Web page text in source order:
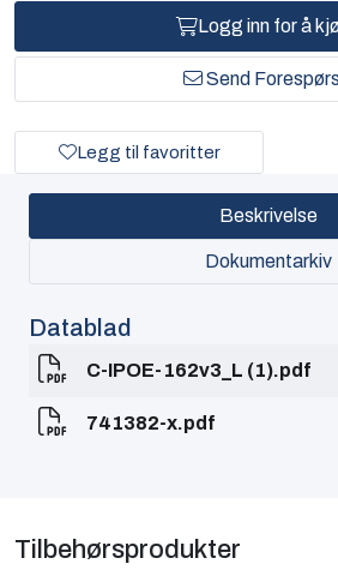
Logg inn for å
Send
Legg til favoritter
Beskrivelse
Dokumentarkiv
Datablad
C-IPOE-162v3_L (1).pdf
741382-x.pdf
Tilbehørsprodukter